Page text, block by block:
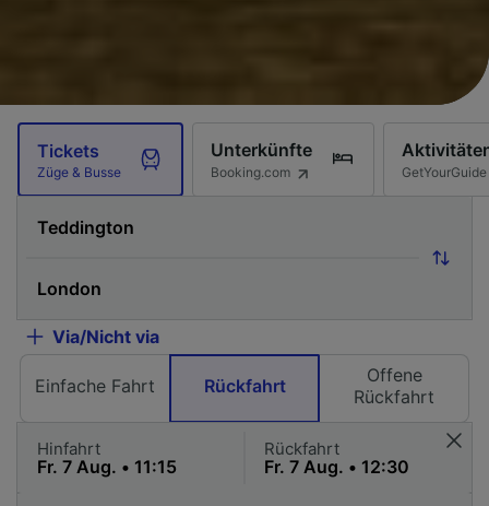
Tickets
Züge & Busse
Unterkünfte
Booking.com GetYourGuide
Via/Nicht via
Einfache Fahrt Rückfahrt
Offene
Rückfahrt
Hinfahrt Rückfahrt